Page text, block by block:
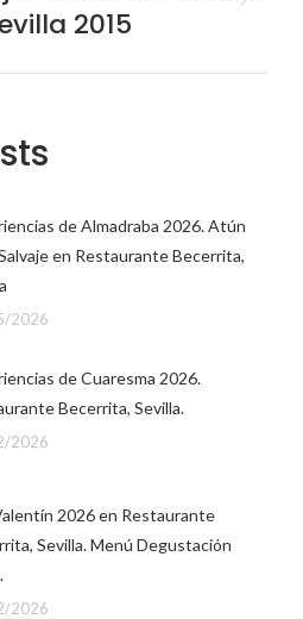
siguiente:
2015
de Almadraba 2026. Atún
en Restaurante Becerrita,
2026
de Cuaresma 2026.
Becerrita, Sevilla.
2026
2026 en Restaurante
Sevilla. Menú Degustación
2026